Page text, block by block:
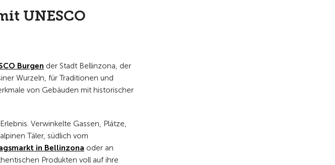
UNESCO
Burgen der Stadt Bellinzona, der
Wurzeln, für Traditionen und
von Gebäuden mit historischer
Verwinkelte Gassen, Plätze,
Täler, südlich vom
in Bellinzona oder an
Produkten voll auf ihre